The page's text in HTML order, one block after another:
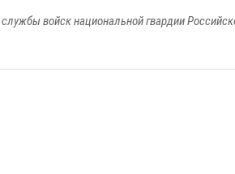
войск национальной гвардии